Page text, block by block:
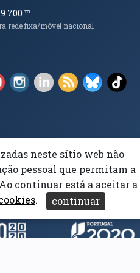
700 ℡
rede fixa/móvel nacional
em nova janela)
em nova janela)
YouTube (abre em nova janela)
Instagram (abre em nova
LinkedIn (abre em
RSS (abre em
Bluesky
Aviso/Privacidade Proteção
e(abre em nova janela)
neste sítio web não
pessoal que permitam a
continuar está a aceitar a
. continuar